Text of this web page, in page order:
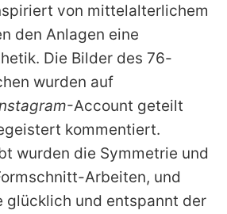
von mittelalterlichem
den Anlagen eine
Die Bilder des 76-
wurden auf
-Account geteilt
kommentiert.
wurden die Symmetrie und
Arbeiten, und
glücklich und entspannt der